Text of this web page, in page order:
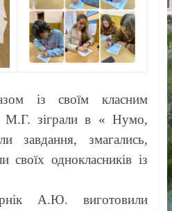
із своїм класним
М.Г. зіграли в « Нумо,
завдання, змагались,
своїх однокласників із
А.Ю. виготовили